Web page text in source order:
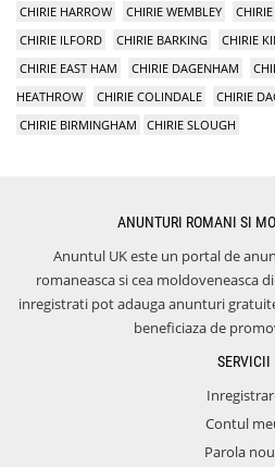
CHIRIE HARROW CHIRIE WEMBLEY
CHIRIE ILFORD
CHIRIE BARKING CHIRIE
CHIRIE EAST HAM
CHIRIE DAGENHAM
HEATHROW
CHIRIE COLINDALE CHIRIE
CHIRIE BIRMINGHAM
CHIRIE SLOUGH
ANUNTURI ROMANI SI
Anuntul UK este un portal de
romaneasca si cea moldoveneasca
inregistrati pot adauga anunturi
beneficiaza de
SERVICII
Contul
Parola